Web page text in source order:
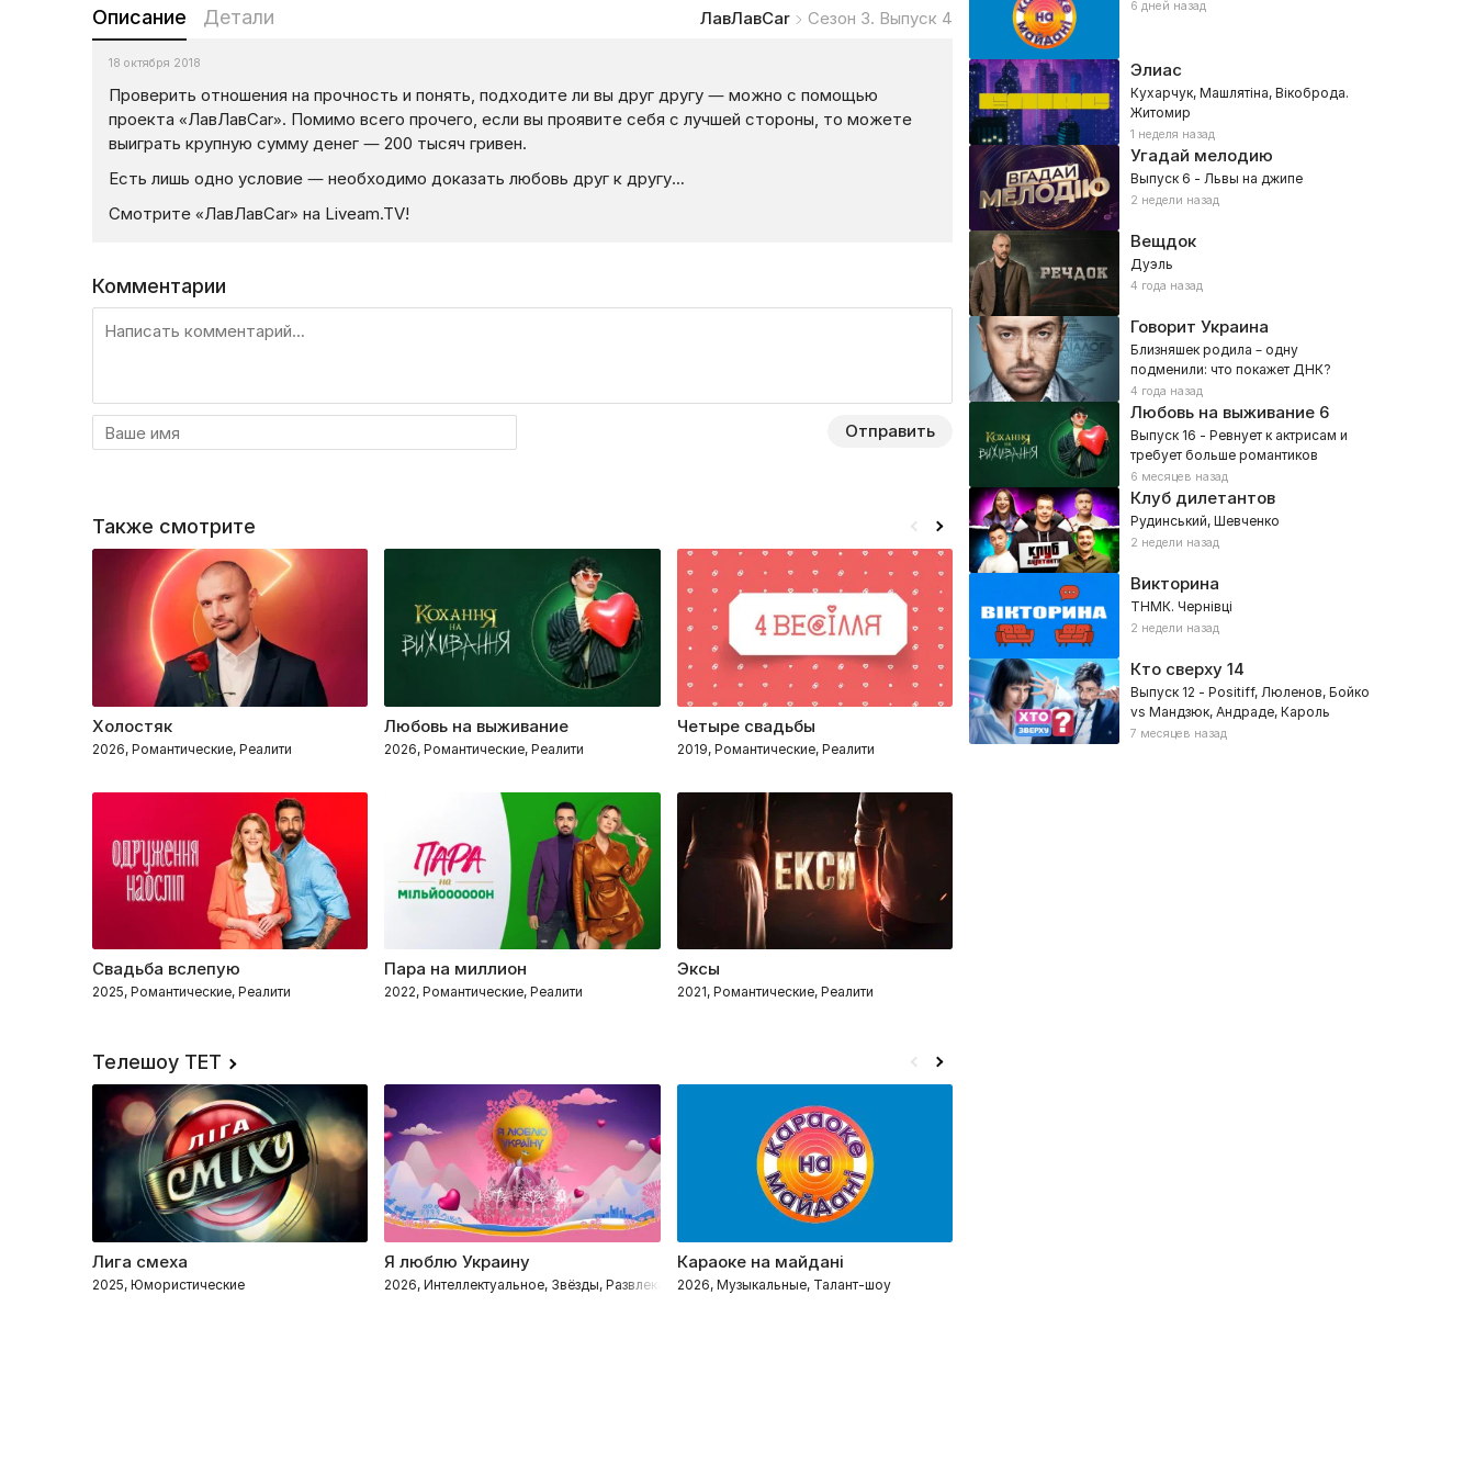
Описание Детали ЛавЛавCar Сезон 3. Выпуск 4
18 октября 2018
Проверить отношения на прочность и понять, подходите ли вы друг другу — можно с помощью
проекта «ЛавЛавCar». Помимо всего прочего, если вы проявите себя с лучшей стороны, то можете
выиграть крупную сумму денег — 200 тысяч гривен.
Есть лишь одно условие — необходимо доказать любовь друг к другу…
Смотрите «ЛавЛавCar» на Liveam.TV!
Комментарии
Отправить
6 дней назад
Элиас
Кухарчук, Машлятіна, Вікоброда.
Житомир
1 неделя назад
Угадай мелодию
Выпуск 6 - Львы на джипе
2 недели назад
Вещдок
Дуэль
4 года назад
Говорит Украина
Близняшек родила – одну
подменили: что покажет ДНК?
4 года назад
Любовь на выживание6
Выпуск 16 - Ревнует к актрисам и
требует больше романтиков
6 месяцев назад
Клуб дилетантов
Рудинський, Шевченко
2 недели назад
Викторина
ТНМК. Чернівці
2 недели назад
Кто сверху14
Выпуск 12 - Positiff, Люленов, Бойко
vs Мандзюк, Андраде, Кароль
7 месяцев назад
Также смотрите
Холостяк
2026, Романтические, Реалити
Любовь на выживание
2026, Романтические, Реалити
Четыре свадьбы
2019, Романтические, Реалити
Свадьба вслепую
2025, Романтические, Реалити
Пара на миллион
2022, Романтические, Реалити
Эксы
2021, Романтические, Реалити
Половинки
2017, Романтические, Реалити
Свидание без фильтров
Телешоу ТЕТ
Лига смеха
2025, Юмористические
Я люблю Украину
2026, Интеллектуальное, Звёзды, Развлекательное, Познавательные
Караоке на майдані
2026, Музыкальные, Талант-шоу